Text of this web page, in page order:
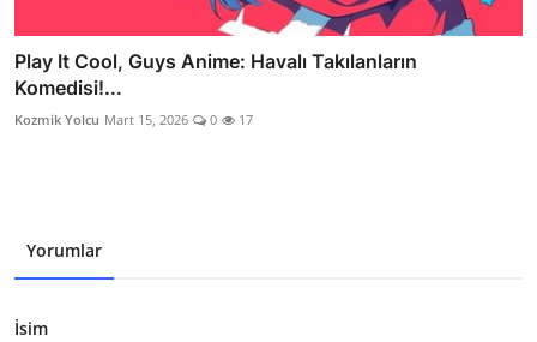
Play It Cool, Guys Anime: Havalı Takılanların
Komedisi!...
Kozmik Yolcu Mart 15, 2026 0 17
Yorumlar
İsim